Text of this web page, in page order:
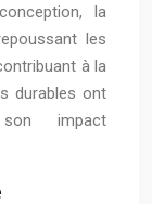
la
les
à la
durables ont
impact